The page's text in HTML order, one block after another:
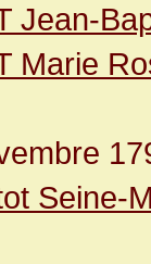
Jean-
Marie
Seine-